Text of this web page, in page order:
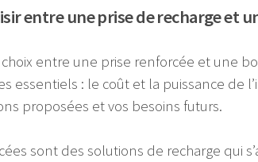
entre une prise de recharge et
entre une prise renforcée et une
essentiels : le coût et la puissance de
proposées et vos besoins futurs.
sont des solutions de recharge qui